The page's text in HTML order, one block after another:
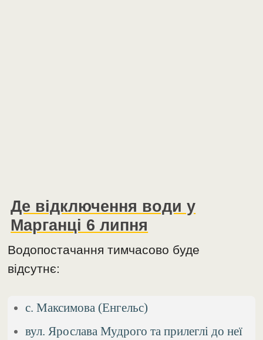
Де відключення води у
Марганці 6 липня
Водопостачання тимчасово буде
відсутнє:
с. Максимова (Енгельс)
вул. Ярослава Мудрого та прилеглі до неї